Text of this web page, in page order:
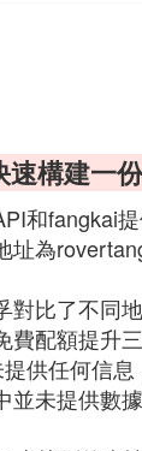
構建一
和fangkai
址為
對比了不同
費配額提升
供任何信
未提供數